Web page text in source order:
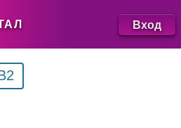
Вход